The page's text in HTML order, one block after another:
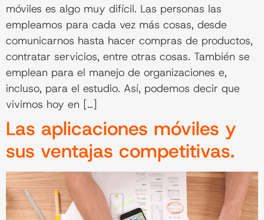
móviles es algo muy difícil. Las personas las
empleamos para cada vez más cosas, desde
comunicarnos hasta hacer compras de productos,
contratar servicios, entre otras cosas. También se
emplean para el manejo de organizaciones e,
incluso, para el estudio. Así, podemos decir que
vivimos hoy en […]
Las aplicaciones móviles y
sus ventajas competitivas.